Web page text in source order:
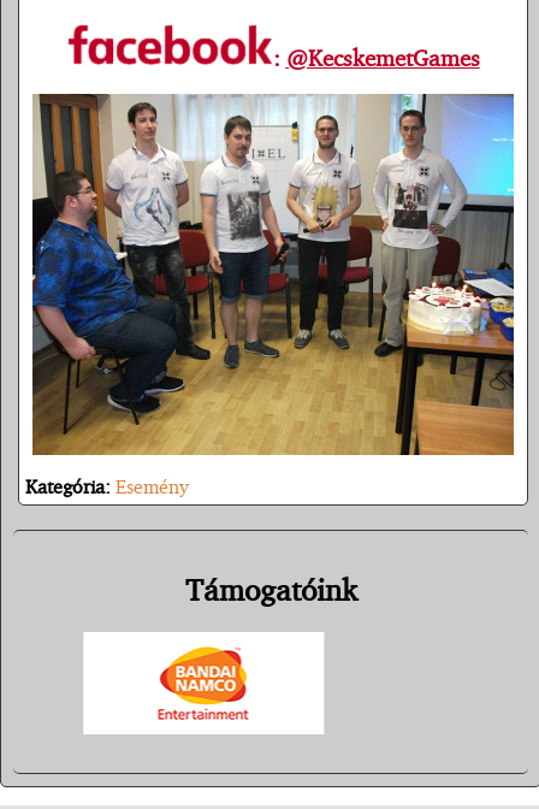
: @KecskemetGames
Kategória: Esemény
Támogatóink